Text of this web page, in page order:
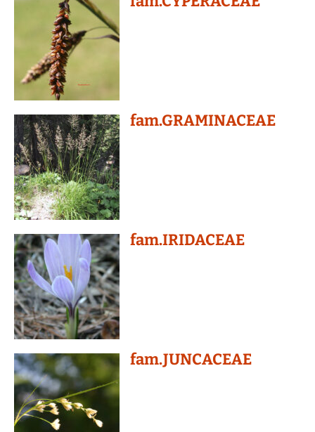
fam.GRAMINACEAE
fam.IRIDACEAE
fam.JUNCACEAE